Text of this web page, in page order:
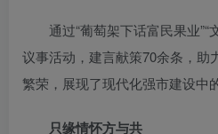
通过“葡萄架下话富民果业
议事活动，建言献策70余条，助
繁荣，展现了现代化强市建设中
只缘情怀方与共